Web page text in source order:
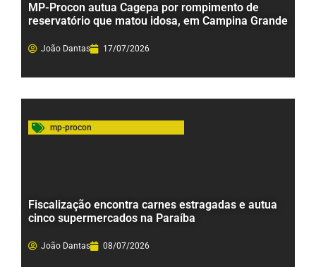
MP-Procon autua Cagepa por rompimento de
reservatório que matou idosa, em Campina Grande
João Dantas 17/07/2026
mp-procon
Fiscalização encontra carnes estragadas e autua
cinco supermercados na Paraíba
João Dantas 08/07/2026